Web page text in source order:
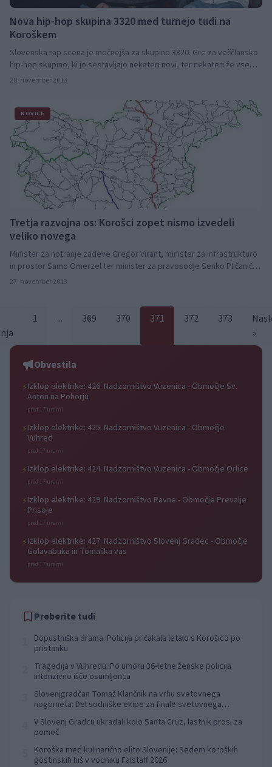
Nova hip-hop skupina 3320 med turnejo tudi na
Koroškem
Slovenska rap scena je močnejša za skupino 3320. Gre za veččlansko
hip-hop skupino, ki jo sestavljajo nekateri novi, ter nekateri že vsem
prepoznavni obrazi te scene. Med turnejo, se bodo še letos dvakrat
28. november 2013
NOVICE
Tretja razvojna os: Korošci zopet nismo izvedeli
veliko novega
Minister za notranje zadeve Gregor Virant, minister za infrastrukturo
in prostor Samo Omerzel ter minister za pravosodje Senko Pličanič,
so se v ponedeljek sestali s predstavniki gospodarstva in lokalne
27. november 2013
1 ... 369 370 371 372 373
»
Obvestila
⚡Izklop elektrike: 426. Nadzorništvo Vuzenica - Območje Sv.
Anton na Pohorju
pred 17 urami
⚡Izklop elektrike: 425. Nadzorništvo Vuzenica - Območje
Vuhred
pred 17 urami
⚡Izklop elektrike: 424. Nadzorništvo Vuzenica - Območje Orlice
pred 17 urami
⚡Izklop elektrike: 429. Nadzorništvo Ravne - Območje Prevalje
Prisoje
pred 17 urami
⚡Izklop elektrike: 427. Nadzorništvo Slovenj Gradec - Območje
Golavabuka in Tomaška vas
pred 17 urami
Preberite tudi
Dopustniška drama: Policija pričakala letalo s Korošico po
pristanku
Tragedija v Vuhredu: Po umoru 36-letne ženske policija
intenzivno išče osumljenca
Slovenjgradčan Tomaž Klančnik na vrhu svetovnega
nogometa: Del sodniške ekipe za finale svetovnega
V Slovenj Gradcu ukradali kolo Santa Cruz, lastnik prosi za
pomoč
Koroška med kulinarično elito Slovenije: Sedem koroških
gostinskih hiš v vodniku Falstaff 2026